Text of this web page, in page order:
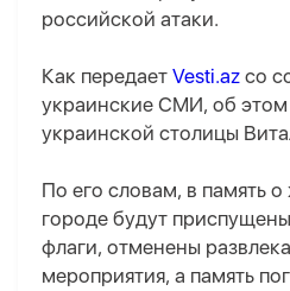
российской атаки.
Как передает Vesti.az со
украинские СМИ, об этом
украинской столицы
По его словам, в память
городе будут
флаги, отменены
мероприятия, а память